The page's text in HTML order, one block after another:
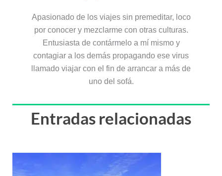
Apasionado de los viajes sin premeditar, loco
por conocer y mezclarme con otras culturas.
Entusiasta de contármelo a mí mismo y
contagiar a los demás propagando ese virus
llamado viajar con el fin de arrancar a más de
uno del sofá.
Entradas relacionadas